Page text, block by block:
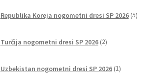
Republika Koreja nogometni dresi SP 2026 5
Turčija nogometni dresi SP 2026 2izdelka
Uzbekistan nogometni dresi SP 2026 1izdelek